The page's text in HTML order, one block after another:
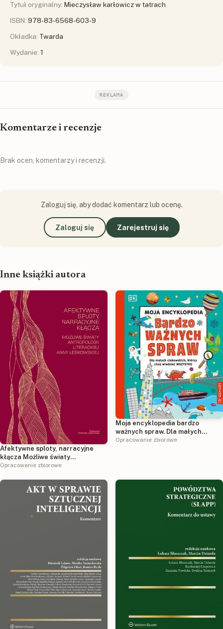
Tytuł oryginalny: Mieczysław karłowicz w tatrach
ISBN: 978-83-6568-603-9
Okładka: Twarda
Wydanie: 1
REKLAMA
Komentarze i recenzje
Brak ocen, komentarzy i recenzji.
Zaloguj się, aby dodać komentarz lub ocenę.
Zaloguj się Zarejestruj się
Inne książki autora
Afektywne sploty, narracyjne
kłącza Możliwe światy
antropologii literackiej Anny
Opracowanie zbiorowe
Moja encyklopedia bardzo
ważnych spraw. Dla małych
ciekawskich, którzy chcą
Opracowanie zbiorowe